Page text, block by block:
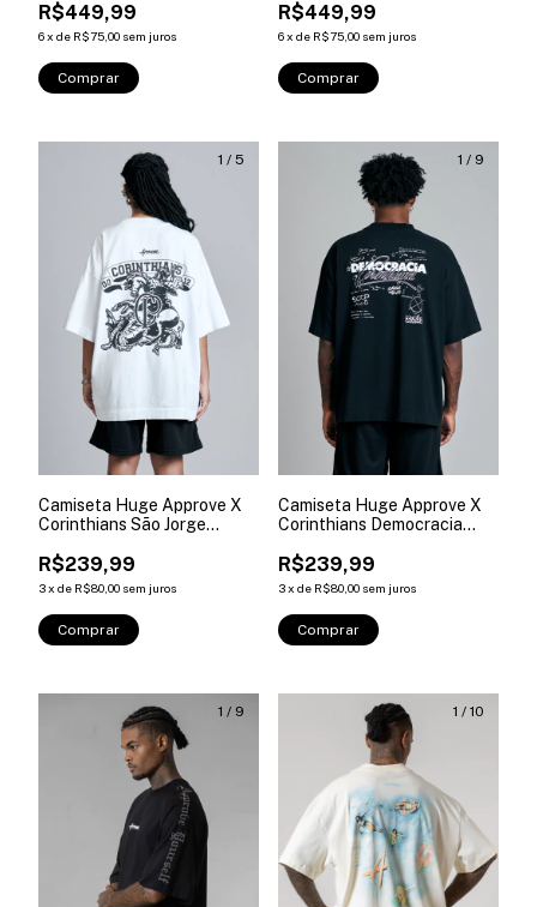
R$449,99
6x de R$75,00 sem juros
Comprar
R$449,99
6x de R$75,00 sem juros
Comprar
1 / 5
Camiseta Huge Approve X
Corinthians São Jorge
R$239,99
3x de R$80,00 sem juros
Comprar
1 / 9
Camiseta Huge Approve X
Corinthians Democracia
R$239,99
3x de R$80,00 sem juros
Comprar
1 / 9 1 / 10